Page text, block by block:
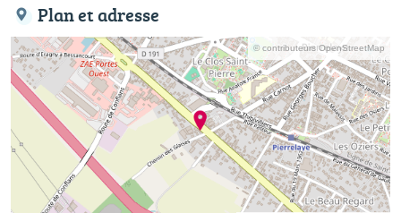
Plan et adresse
© contributeurs OpenStreetMap